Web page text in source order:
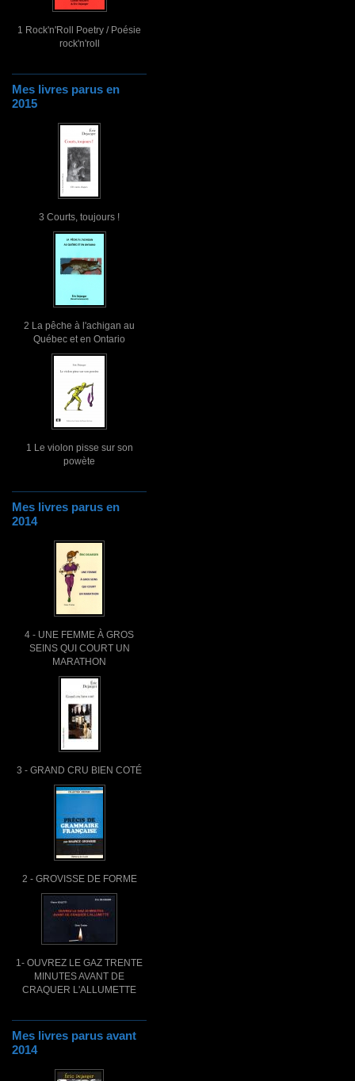
1 Rock'n'Roll Poetry / Poésie
rock'n'roll
Mes livres parus en
2015
3 Courts, toujours !
2 La pêche à l'achigan au
Québec et en Ontario
1 Le violon pisse sur son
powète
Mes livres parus en
2014
4 - UNE FEMME À GROS
SEINS QUI COURT UN
MARATHON
3 - GRAND CRU BIEN COTÉ
2 - GROVISSE DE FORME
1- OUVREZ LE GAZ TRENTE
MINUTES AVANT DE
CRAQUER L'ALLUMETTE
Mes livres parus avant
2014